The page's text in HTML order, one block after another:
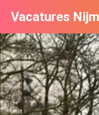
Vacatures
Vacatures per bedrijf
De populairste
Nieuwsbrief feed